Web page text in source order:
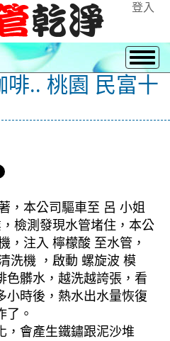
登入
啡.. 桃園 民富十
，本公司驅車至 呂 小姐
檢測發現水管堵住，本公
，注入 檸檬酸 至水管，
洗機 ，啟動 螺旋波 模
色髒水，越洗越誇張，看
小時後，熱水出水量恢復
了。
，會產生鐵鏽跟泥沙堆